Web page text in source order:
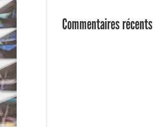
Commentaires récents